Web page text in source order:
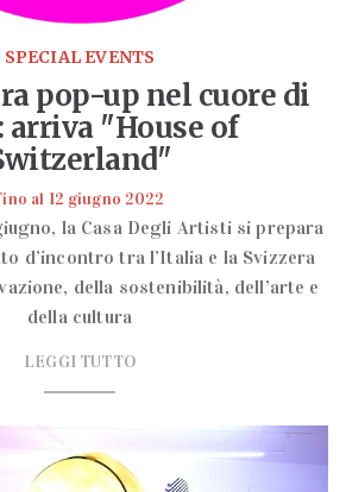
SPECIAL EVENTS
pop-up nel cuore di
arriva "House of
al 12 giugno 2022
la Casa Degli Artisti si prepara
d’incontro tra l’Italia e la Svizzera
della sostenibilità, dell’arte e
della cultura
LEGGI TUTTO